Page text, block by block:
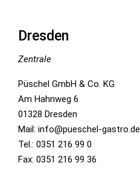
Dresden
Zentrale
Püschel GmbH & Co. KG
Am Hahnweg 6
01328 Dresden
Mail: info@pueschel-gastro.de
Tel.: 0351 216 99 0
Fax: 0351 216 99 36